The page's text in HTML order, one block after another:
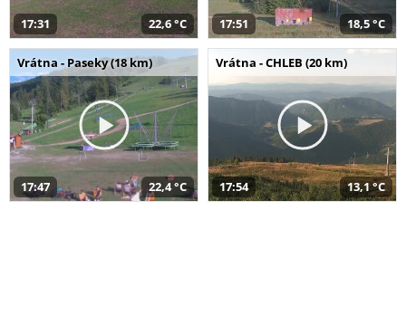
17:31 22,6 °C 17:51 18,5 °C
Vrátna - Paseky (18 km)
17:47 22,4 °C
Vrátna - CHLEB (20 km)
17:54 13,1 °C